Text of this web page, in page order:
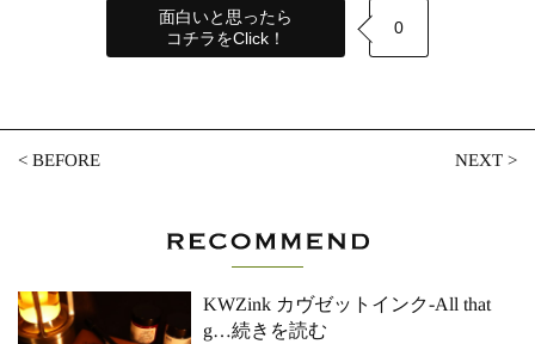
面白いと思ったら
コチラをClick！
0
<BEFORE NEXT>
KWZink カヴゼットインク-All that
g…続きを読む